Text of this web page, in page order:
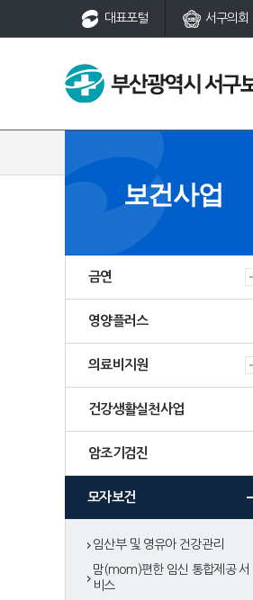
대표포털 서구의회
보건소안내
인사말
조직 및 업무
서비스헌장
보건사업
금연
영양플러스
의료비지원
건강생활실천사업
암조기검진
모자보건
임산부 및 영유아 건강관리
맘(mom)편한 임신 통합제공 서
비스